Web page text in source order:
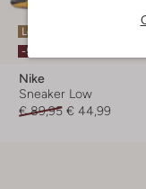
Letzter Artikel
-50%
Nike
Sneaker Low
€ 89,95 € 44,99